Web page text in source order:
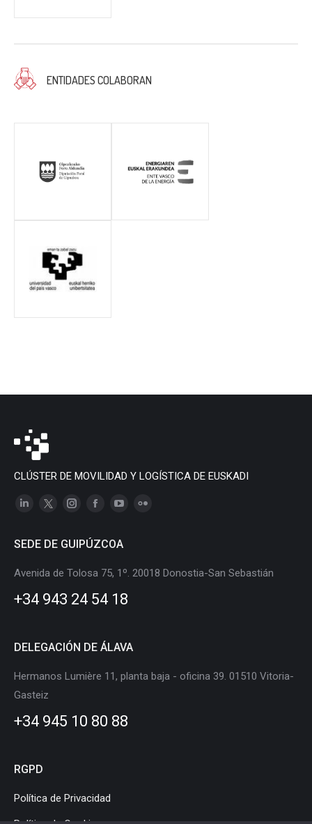
ENTIDADES COLABORAN
CLÚSTER DE MOVILIDAD Y LOGÍSTICA DE EUSKADI
Linkedin
opens
window
X
opens
window
Instagram
opens
in
window
opens
in
window
opens
in
window
in
SEDE DE GUIPÚZCOA
Avenida de Tolosa 75, 1º. 20018 Donostia-San Sebastián
+34 943 24 54 18
DELEGACIÓN DE ÁLAVA
Hermanos Lumière 11, planta baja - oficina 39. 01510 Vitoria-
Gasteiz
+34 945 10 80 88
RGPD
Política de Privacidad